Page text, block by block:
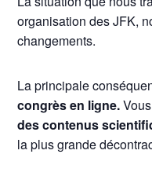
organisation des JFK,
changements.
La principale
congrès en ligne.
des contenus
la plus grande